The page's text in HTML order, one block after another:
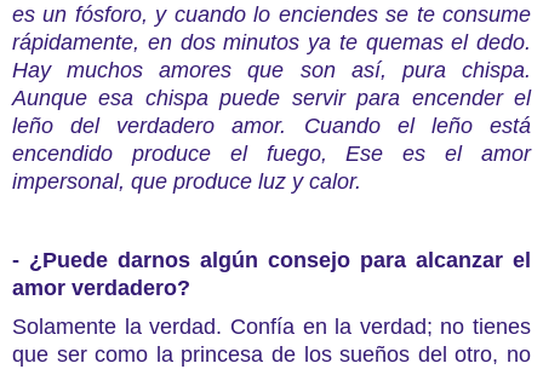
es un fósforo, y cuando lo enciendes se te consume
rápidamente, en dos minutos ya te quemas el dedo.
Hay muchos amores que son así, pura chispa.
Aunque esa chispa puede servir para encender el
leño del verdadero amor. Cuando el leño está
encendido produce el fuego, Ese es el amor
impersonal, que produce luz y calor.
- ¿Puede darnos algún consejo para alcanzar el
amor verdadero?
Solamente la verdad. Confía en la verdad; no tienes
que ser como la princesa de los sueños del otro, no